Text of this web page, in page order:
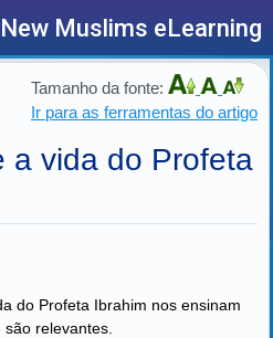
New Muslims eLearning
Tamanho da fonte:
Ir para as ferramentas do artigo
a vida do Profeta
do Profeta Ibrahim nos ensinam
relevantes.